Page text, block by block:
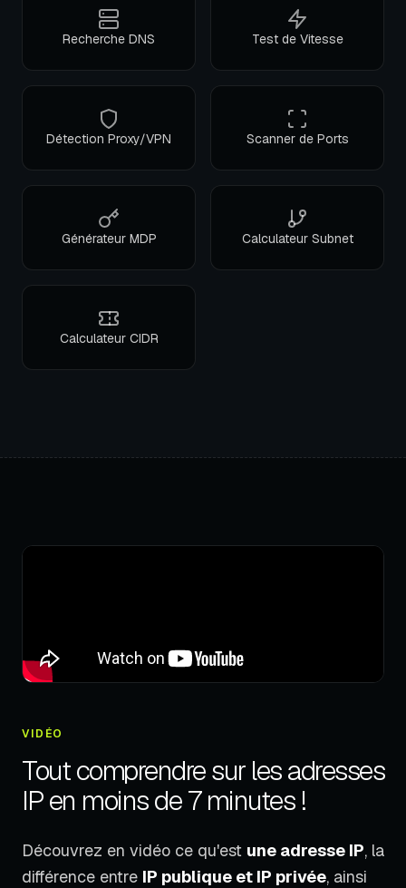
Recherche DNS Test de Vitesse
Détection Proxy/VPN Scanner de Ports
Générateur MDP Calculateur Subnet
Calculateur CIDR
VIDÉO
Tout comprendre sur les adresses
IP en moins de 7 minutes !
Découvrez en vidéo ce qu'est une adresse IP, la
différence entre IP publique et IP privée, ainsi